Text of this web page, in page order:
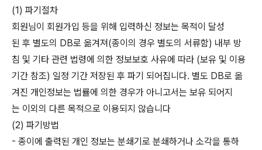
(1) 파기절차
회원님이 회원가입 등을 위해 입력하신 정보는 목적이 달성
된 후 별도의 DB로 옮겨져(종이의 경우 별도의 서류함) 내부 방
침 및 기타 관련 법령에 의한 정보보호 사유에 따라 (보유 및 이용
기간 참조) 일정 기간 저장된 후 파기 되어집니다. 별도 DB로 옮
겨진 개인정보는 법률에 의한 경우가 아니고서는 보유 되어지
는 이외의 다른 목적으로 이용되지 않습니다
(2) 파기방법
- 종이에 출력된 개인 정보는 분쇄기로 분쇄하거나 소각을 통하